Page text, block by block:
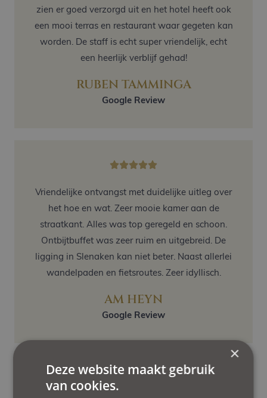
zien er goed verzorgd uit en het hotel heeft ook
een mooi terras en restaurant waar gegeten kan
worden. De staff is echt super vriendelijk, echt
een heerlijk verblijf gehad!
RUBEN TAMMINGA
Google Review
Vriendelijke ontvangst met duidelijke uitleg over
het hoe en wat. Zeer mooie kamer aan de
straatkant. Alles was top geregeld en schoon.
Ontbijtbuffet was zeer ruim en uitgebreid. De
ligging in Slenaken kan niet beter. Naast allerlei
wandelpaden en fietsroutes. Zeer idyllisch.
AM HEYN
Google Review
×
Deze website maakt gebruik
van cookies.